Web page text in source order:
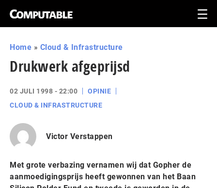
Home » Cloud & Infrastructure
Drukwerk afgeprijsd
02 JULI 1998 - 22:00
OPINIE
CLOUD & INFRASTRUCTURE
Victor Verstappen
Met grote verbazing vernamen wij dat Gopher de
aanmoedigingsprijs heeft gewonnen van het Baan